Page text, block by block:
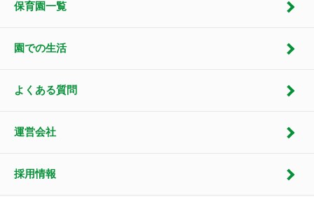
保育園一覧
園での生活
よくある質問
運営会社
採用情報